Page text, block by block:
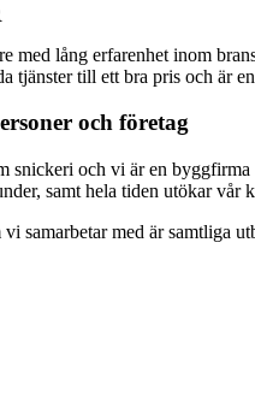
med lång erfarenhet inom
tjänster till ett bra pris och är
och företag
snickeri och vi är en
samt hela tiden utökar vår
samarbetar med är samtliga